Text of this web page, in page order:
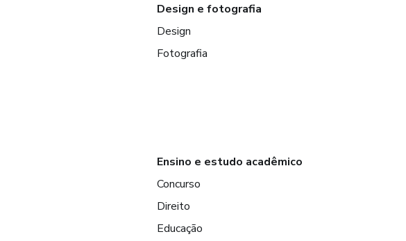
Design e fotografia
Design
Fotografia
Ensino e estudo acadêmico
Concurso
Direito
Educação